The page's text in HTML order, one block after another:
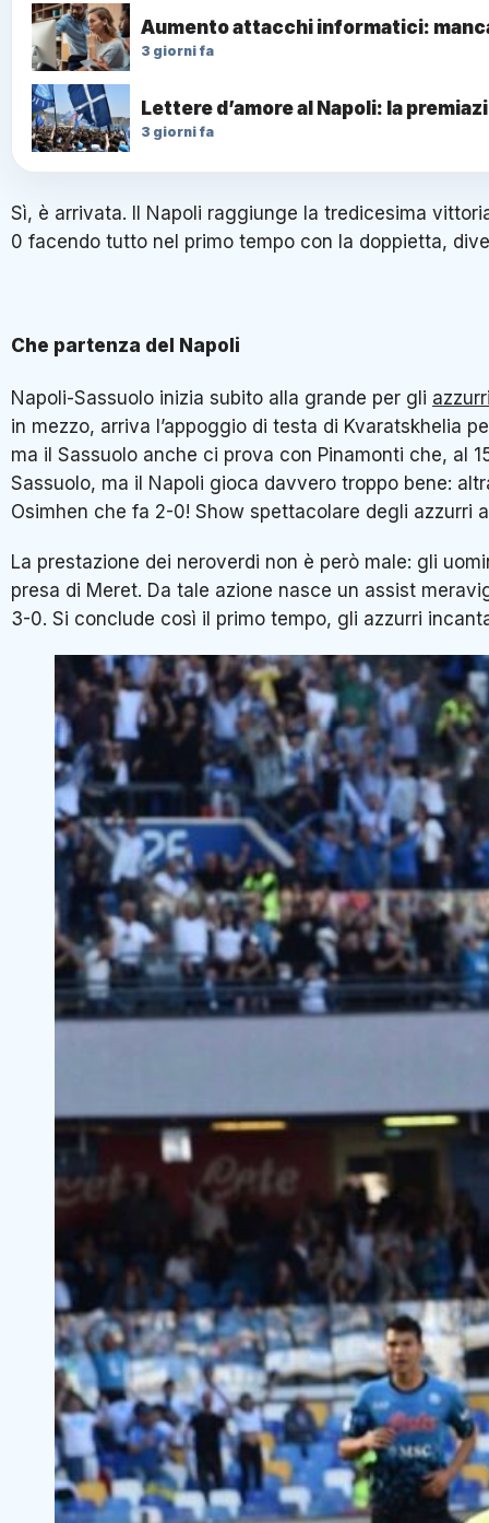
Aumento attacchi informatici:
3 giorni fa
Lettere d’amore al Napoli: la
3 giorni fa
Sì, è arrivata. Il Napoli raggiunge la tredicesima
0 facendo tutto nel primo tempo con la doppietta,
Che partenza del Napoli
Napoli-Sassuolo inizia subito alla grande per gli
in mezzo, arriva l’appoggio di testa di Kvaratskhelia
ma il Sassuolo anche ci prova con Pinamonti che, al
Sassuolo, ma il Napoli gioca davvero troppo bene:
Osimhen che fa 2-0! Show spettacolare degli azzurri
La prestazione dei neroverdi non è però male: gli
presa di Meret. Da tale azione nasce un assist
3-0. Si conclude così il primo tempo, gli azzurri